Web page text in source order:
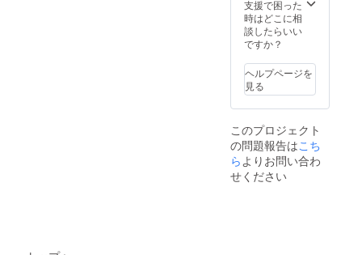
支援で困った
時はどこに相
談したらいい
ですか？
ヘルプページを
見る
このプロジェクト
の問題報告はこち
らよりお問い合わ
せください